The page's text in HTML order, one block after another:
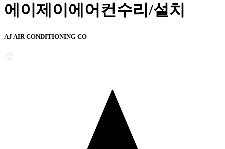
에이제이에어컨수리/설치
AJ AIR CONDITIONING CO